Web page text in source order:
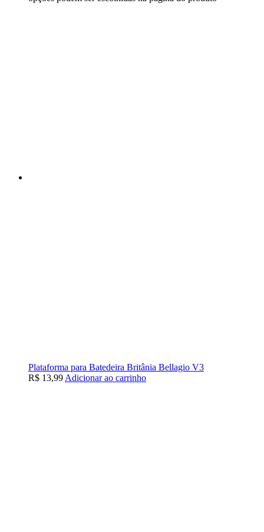
Plataforma para Batedeira Britânia Bellagio V3
R$ 13,99 Adicionar ao carrinho